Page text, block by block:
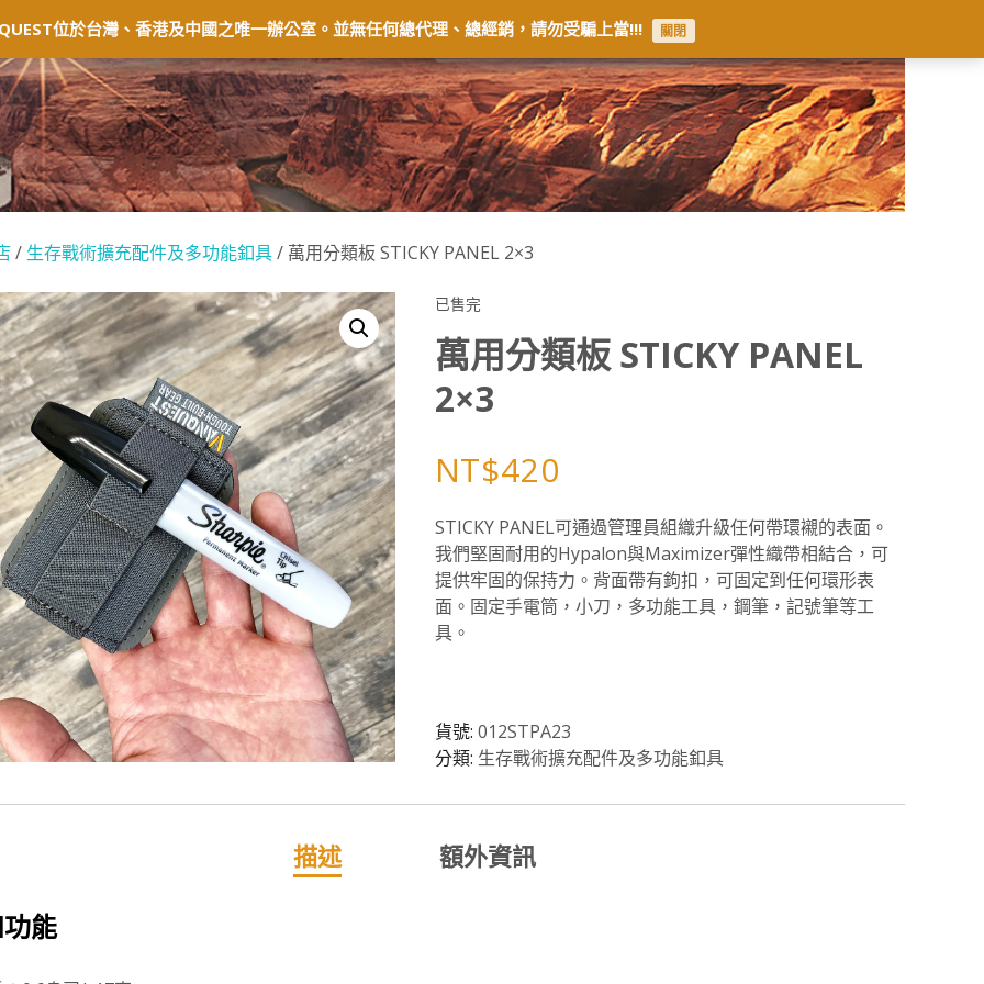
位於台灣、香港及中國之唯一辦公室。並無任何總代理、總經銷，請勿受騙上當!!! 關閉
及退貨 常見問題 經銷商 會員中心
/ 生存戰術擴充配件及多功能釦具/ 萬用分類板 STICKY PANEL 2×3
萬用分類板 STICKY PANEL
2×3
NT$420
STICKY PANEL可通過管理員組織升級任何帶環襯的表面。
我們堅固耐用的Hypalon與Maximizer彈性織帶相結合，可
提供牢固的保持力。背面帶有鉤扣，可固定到任何環形表
面。固定手電筒，小刀，多功能工具，鋼筆，記號筆等工
具。
已售完
貨號: 012STPA23
分類: 生存戰術擴充配件及多功能釦具
描述 額外資訊
能